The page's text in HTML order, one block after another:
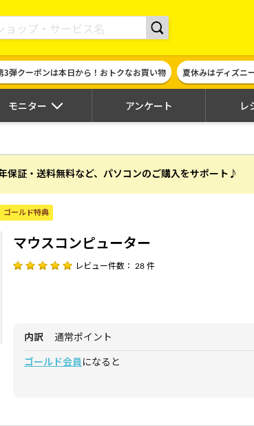
金やギフト券に交換できるポイントサイト | ハピタス
3弾クーポンは本日から！おトクなお買い物 夏休みはディズニ
モニター アンケート レ
保証・送料無料など、パソコンのご購入をサポート♪
ゴールド特典
マウスコンピューター
レビュー件数： 28 件
内訳 通常ポイント
ゴールド会員 になると